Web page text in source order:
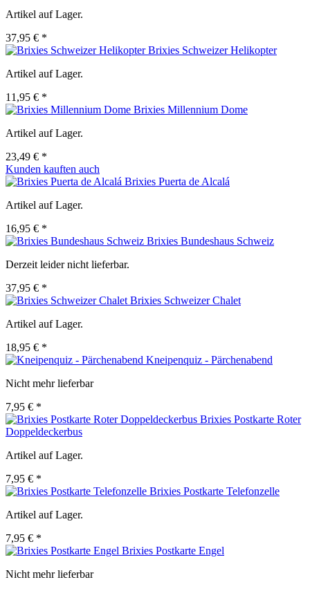
Artikel auf Lager.
37,95 € *
Brixies Schweizer Helikopter
Artikel auf Lager.
11,95 € *
Brixies Millennium Dome
Artikel auf Lager.
23,49 € *
Kunden kauften auch
Brixies Puerta de Alcalá
Artikel auf Lager.
16,95 € *
Brixies Bundeshaus Schweiz
Derzeit leider nicht lieferbar.
37,95 € *
Brixies Schweizer Chalet
Artikel auf Lager.
18,95 € *
Kneipenquiz - Pärchenabend
Nicht mehr lieferbar
7,95 € *
Brixies Postkarte Roter
Doppeldeckerbus
Artikel auf Lager.
7,95 € *
Brixies Postkarte Telefonzelle
Artikel auf Lager.
7,95 € *
Brixies Postkarte Engel
Nicht mehr lieferbar